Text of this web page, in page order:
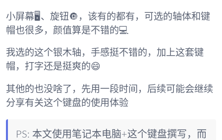
小屏幕🖥、旋钮🔘，该有的都有，可选的轴体和键
帽也很多，颜值算是不错的💻
我选的这个银木轴，手感挺不错的，加上这套键
帽，打字还是挺爽的😄
其他的也没啥了，先用一段时间，后续可能会继续
分享有关这个键盘的使用体验
PS: 本文使用笔记本电脑+这个键盘撰写，而